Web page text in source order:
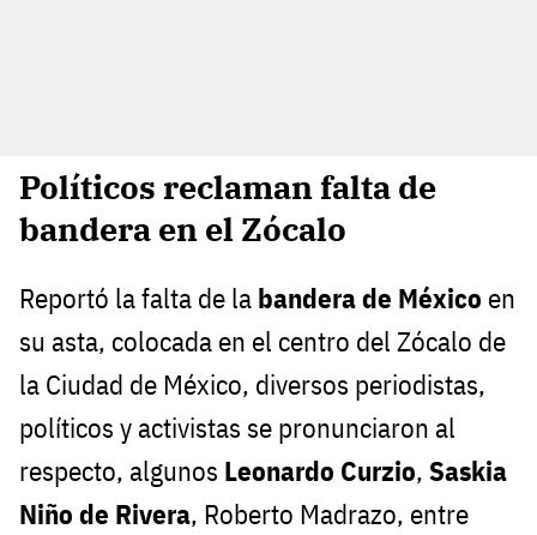
Políticos reclaman falta de
bandera en el Zócalo
Reportó la falta de la bandera de México en
su asta, colocada en el centro del Zócalo de
la Ciudad de México, diversos periodistas,
políticos y activistas se pronunciaron al
respecto, algunos Leonardo Curzio, Saskia
Niño de Rivera, Roberto Madrazo, entre